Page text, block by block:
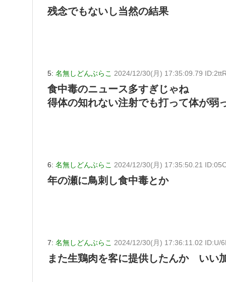
残念でもないし当然の結果
5: 名無しどんぶらこ 2024/12/30(月) 17:35:09.79
食中毒のニュース多すぎじゃね
得体の知れない注射でも打って体が弱
6: 名無しどんぶらこ 2024/12/30(月) 17:35:50.21
年の瀬に鳥刺し食中毒とか
7: 名無しどんぶらこ 2024/12/30(月) 17:36:11.02 ID:U/
また生鶏肉を客に提供したんか いい